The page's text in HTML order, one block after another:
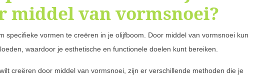
middel van vormsnoei?
specifieke vormen te creëren in je olijfboom. Door middel van vormsnoei kun
waardoor je esthetische en functionele doelen kunt bereiken.
creëren door middel van vormsnoei, zijn er verschillende methoden die je